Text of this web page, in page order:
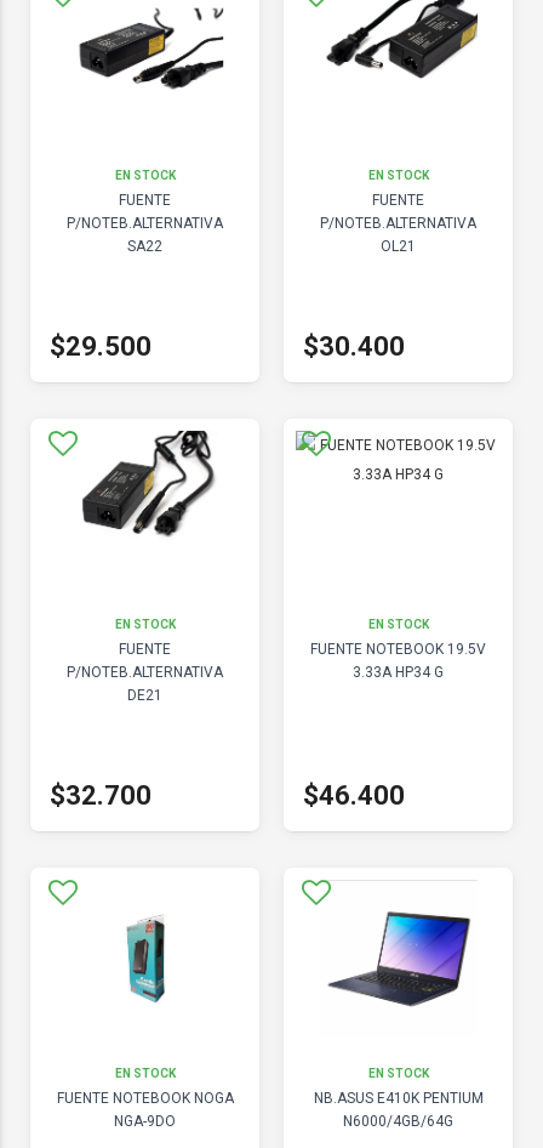
EN STOCK
FUENTE
P/NOTEB.ALTERNATIVA
SA22
$29.500
EN STOCK
FUENTE
P/NOTEB.ALTERNATIVA
OL21
$30.400
EN STOCK
FUENTE
P/NOTEB.ALTERNATIVA
DE21
$32.700
EN STOCK
FUENTE NOTEBOOK 19.5V
3.33A HP34 G
$46.400
EN STOCK
FUENTE NOTEBOOK NOGA
NGA-9DO
EN STOCK
NB.ASUS E410K PENTIUM
N6000/4GB/64G